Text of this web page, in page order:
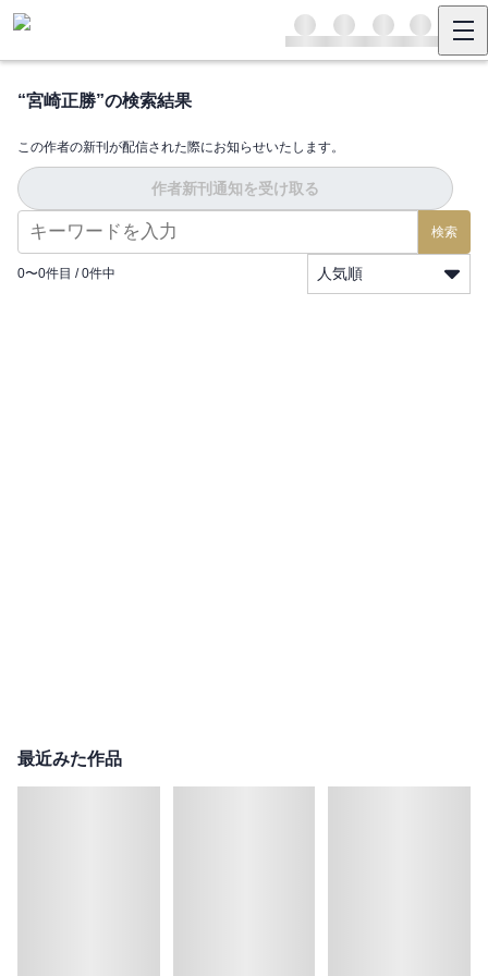
“宮崎正勝”の検索結果
この作者の新刊が配信された際にお知らせいたします。
作者新刊通知を受け取る
検索
0〜0件目 / 0件中 人気順
最近みた作品